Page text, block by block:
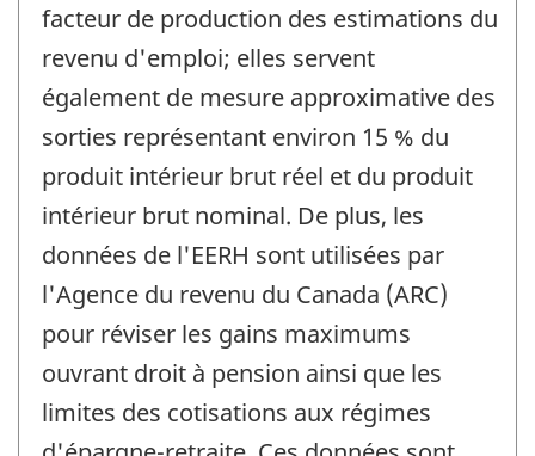
facteur de production des estimations du
revenu d'emploi; elles servent
également de mesure approximative des
sorties représentant environ 15 % du
produit intérieur brut réel et du produit
intérieur brut nominal. De plus, les
données de l'EERH sont utilisées par
l'Agence du revenu du Canada (ARC)
pour réviser les gains maximums
ouvrant droit à pension ainsi que les
limites des cotisations aux régimes